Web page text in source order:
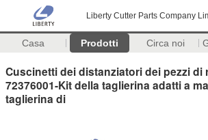
Liberty Cutter Parts Company
Casa Prodotti Circa noi
Cuscinetti dei distanziatori dei pezzi di
72376001-Kit della taglierina adatti a
taglierina di